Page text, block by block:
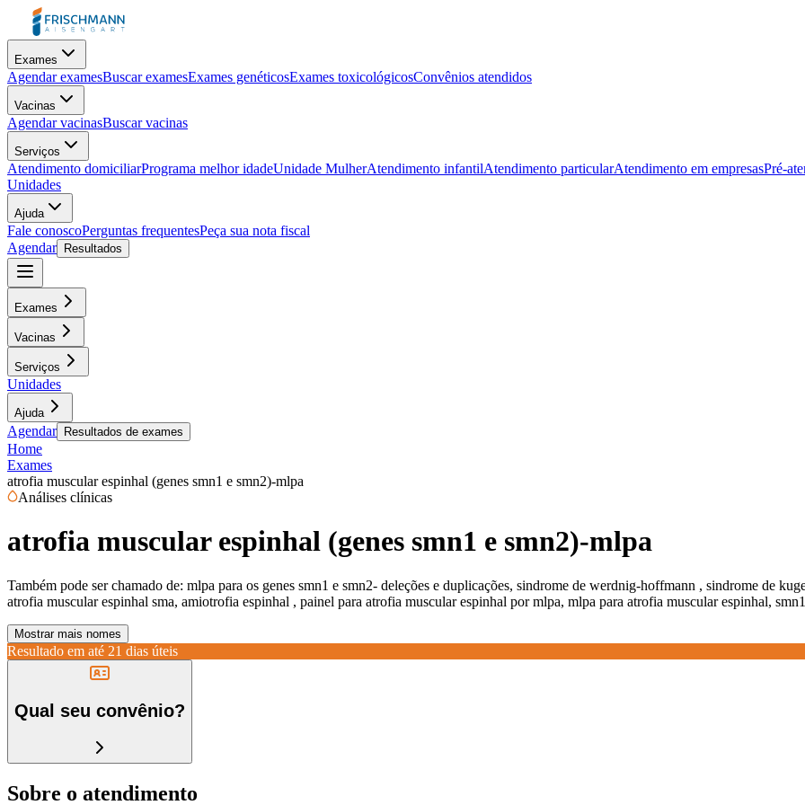
Exames
Agendar examesBuscar examesExames genéticosExames toxicológicosConvênios atendidos
Vacinas
Agendar vacinasBuscar vacinas
Serviços
Atendimento domiciliarPrograma melhor idadeUnidade MulherAtendimento infantilAtendimento particularAtendimento em empresasPré-
Unidades
Ajuda
Fale conoscoPerguntas frequentesPeça sua nota fiscal
Agendar
Resultados
Exames
Vacinas
Serviços
Unidades
Ajuda
Agendar Resultados de exames
Home
Exames
atrofia muscular espinhal (genes smn1 e smn2)-mlpa
Análises clínicas
atrofia muscular espinhal (genes smn1 e smn2)-mlpa
Também pode ser chamado de: mlpa para os genes smn1 e smn2- deleções e duplicações, sindrome de werdnig-hoffmann , sindrome de
atrofia muscular espinhal sma, amiotrofia espinhal , painel para atrofia muscular espinhal por mlpa, mlpa para atrofia muscular espinhal,
Mostrar mais nomes
Resultado em até 21 dias úteis
Qual seu convênio?
Sobre o atendimento